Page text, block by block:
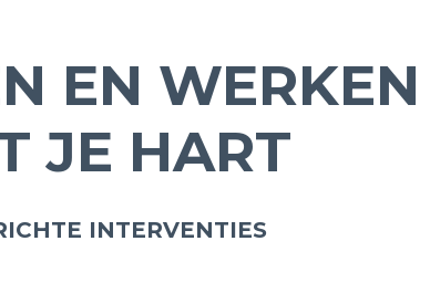
EN WERKEN
JE HART
INTERVENTIES